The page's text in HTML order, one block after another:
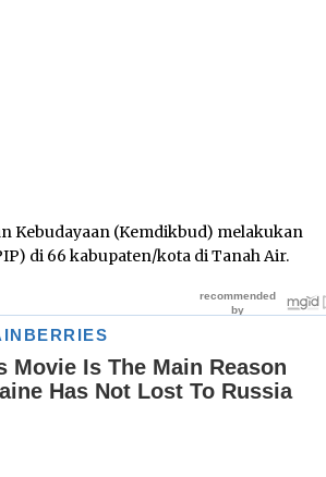
Kebudayaan (Kemdikbud) melakukan
di 66 kabupaten/kota di Tanah Air.